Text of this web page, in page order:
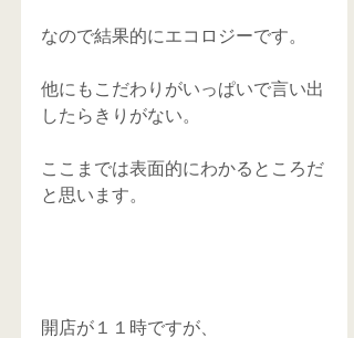
なので結果的にエコロジーです。
他にもこだわりがいっぱいで言い出
したらきりがない。
ここまでは表面的にわかるところだ
と思います。
開店が１１時ですが、